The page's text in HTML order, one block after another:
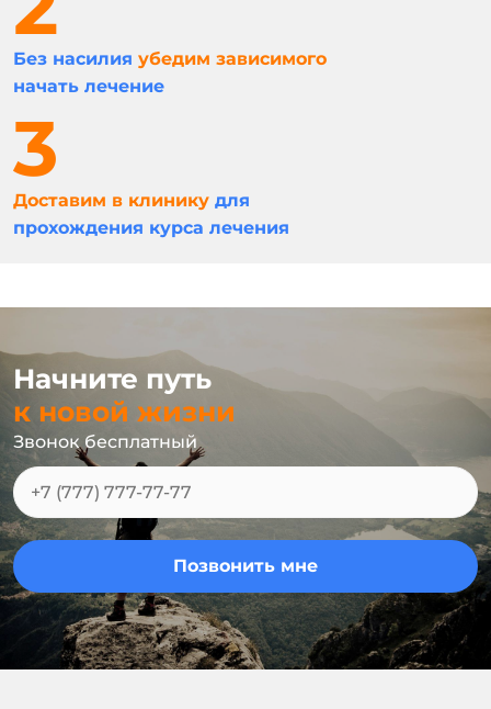
Без насилия убедим зависимого
начать лечение
Доставим в клинику для
прохождения курса лечения
Начните путь
к новой жизни
Звонок бесплатный
Позвонить мне